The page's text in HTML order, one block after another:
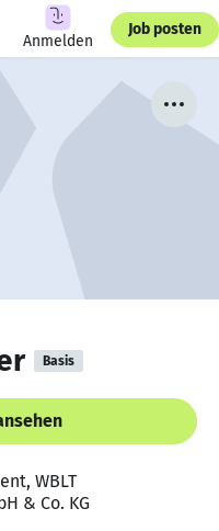
Anmelden
Job posten
Basis
WBLT
& Co. KG